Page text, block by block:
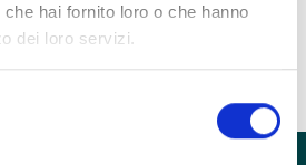
hai fornito loro o che hanno
dei loro servizi.